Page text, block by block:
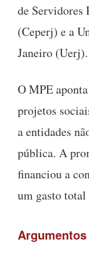
de Servidores
(Ceperj) e a
Janeiro (Uerj).
O MPE
projetos
a entidades
pública. A
financiou a
um gasto